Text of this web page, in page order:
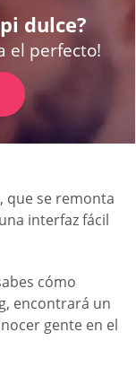
dulce?
el perfecto!
que se remonta
interfaz fácil
cómo
encontrará un
gente en el